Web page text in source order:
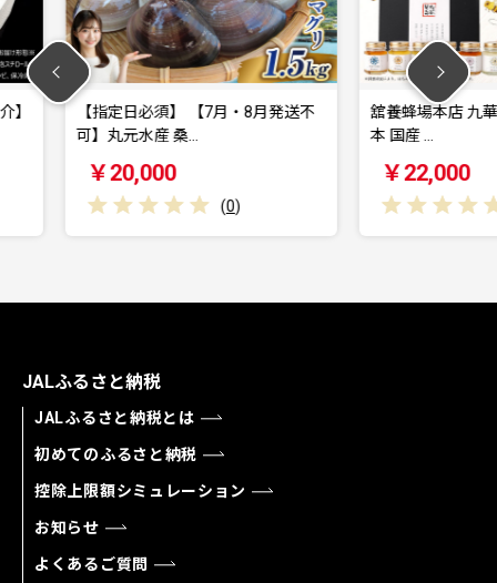
7月・8月発送不
舘養蜂場本店 九華はちみつ 130g×6
本 国産 …
柿
JALふるさと納税
JALふるさと納税とは
初めてのふるさと納税
控除上限額シミュレーション
お知らせ
よくあるご質問